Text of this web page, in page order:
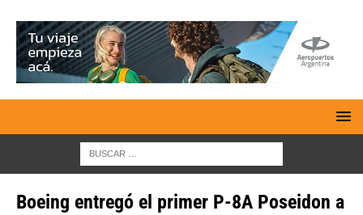
Boeing entregó el primer P-8A Poseidon a